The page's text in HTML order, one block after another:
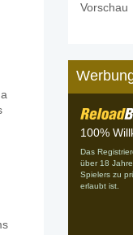
Magnago?
Vorschau
100%
Das
über 18
Spielers zu
erlaubt ist.